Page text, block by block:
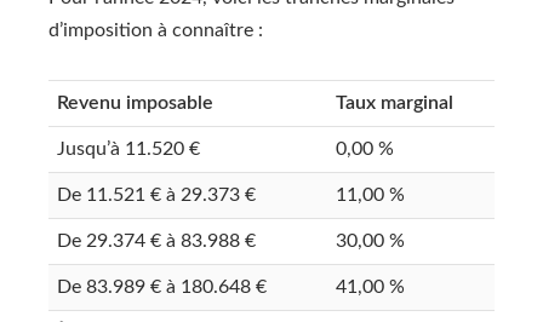
d’imposition à connaître :
Revenu imposable Taux marginal
Jusqu’à 11.520 € 0,00 %
De 11.521 € à 29.373 € 11,00 %
De 29.374 € à 83.988 € 30,00 %
De 83.989 € à 180.648 € 41,00 %